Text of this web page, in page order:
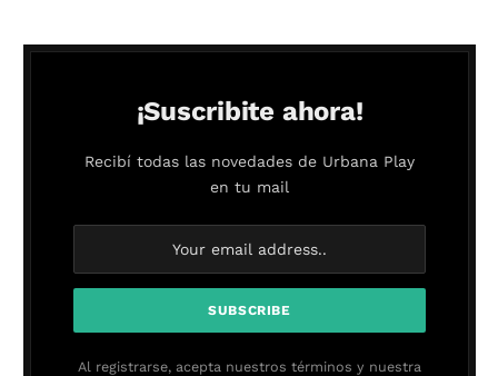
¡Suscribite ahora!
Recibí todas las novedades de Urbana Play
en tu mail
Al registrarse, acepta nuestros términos y nuestra